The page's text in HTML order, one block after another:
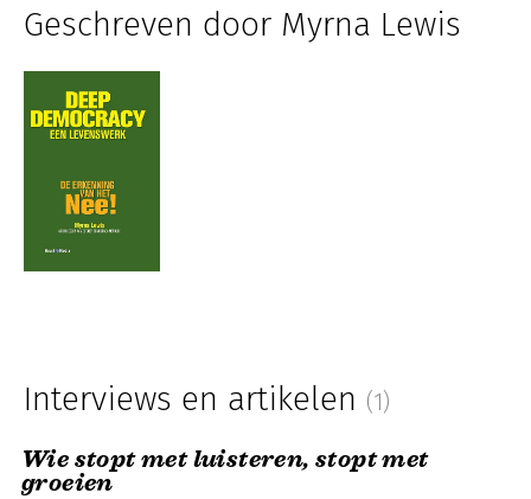
Geschreven door Myrna Lewis
Interviews en artikelen (1)
Wie stopt met luisteren, stopt met
groeien